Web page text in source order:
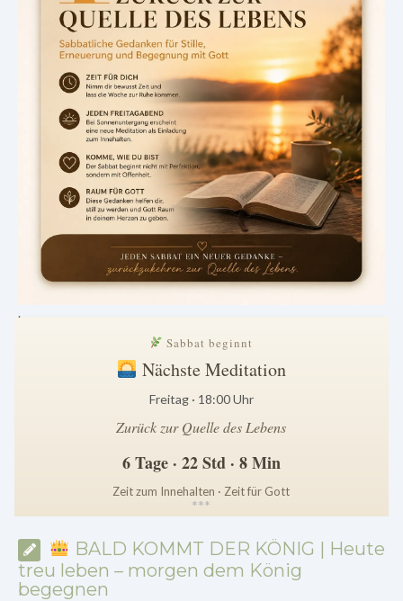
.
Sabbat beginnt
Nächste Meditation
Freitag · 18:00 Uhr
Zurück zur Quelle des Lebens
6 Tage · 22 Std · 8 Min
Zeit zum Innehalten · Zeit für Gott
***
BALD KOMMT DER KÖNIG | Heute
treu leben – morgen dem König
begegnen